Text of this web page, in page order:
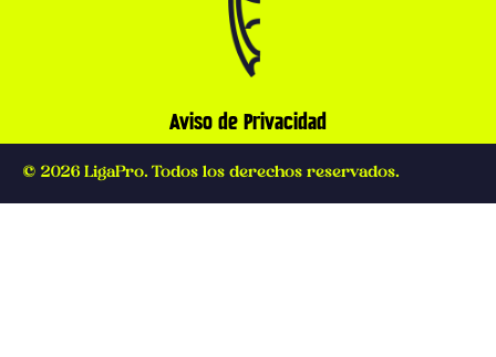
Aviso de Privacidad
© 2026 LigaPro. Todos los derechos reservados.